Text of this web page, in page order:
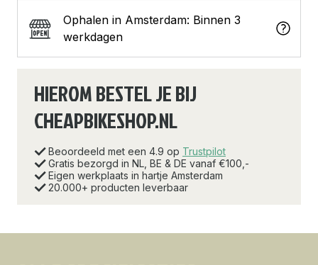
Ophalen in Amsterdam: Binnen 3
werkdagen
HIEROM BESTEL JE BIJ
CHEAPBIKESHOP.NL
Beoordeeld met een 4.9 op Trustpilot
Gratis bezorgd in NL, BE & DE vanaf €100,-
Eigen werkplaats in hartje Amsterdam
20.000+ producten leverbaar